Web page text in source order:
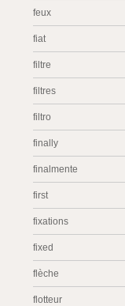
feux
fiat
filtre
filtres
filtro
finally
finalmente
first
fixations
fixed
flèche
flotteur